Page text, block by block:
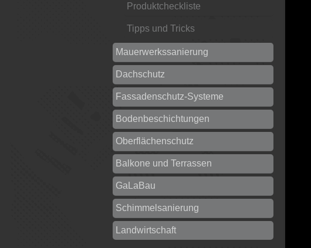
Produktcheckliste
Tipps und Tricks
Mauerwerkssanierung
Dachschutz
Fassadenschutz-Systeme
Bodenbeschichtungen
Oberflächenschutz
Balkone und Terrassen
GaLaBau
Schimmelsanierung
Landwirtschaft